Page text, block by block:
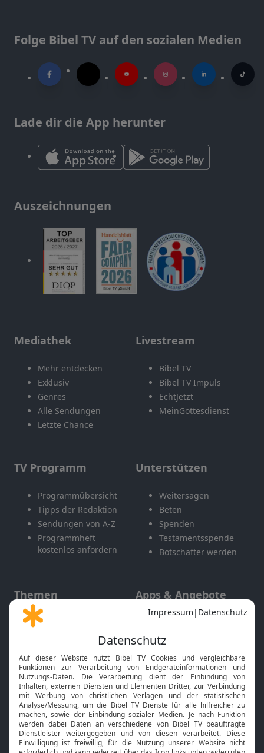
Folge Bibel TV auf den sozialen Medien
Lade dir die App herunter
Auszeichnungen
Mediathek
Mehr entdecken
Exklusiv
Genres
Alle Sendungen
Letzte Chance
Livestream
Bibel TV
Bibel TV Impuls
EchtJetzt
MeinGottesdienst
TV Programm
Programmübersicht
Tipps der Redaktion
Sendungen von A-Z
Programmheft
kostenlos anfordern
Unterstützen
Weitersagen
Beten
Spenden
Testamentsspende
Botschafter werden
Themen
Gott und Bibel erklärt
Neuigkeiten
Apps & Angebote
Mobile App
Smart TV
HbbTV
Bibelthek Online-Bibel
Nächster Gottesdienst